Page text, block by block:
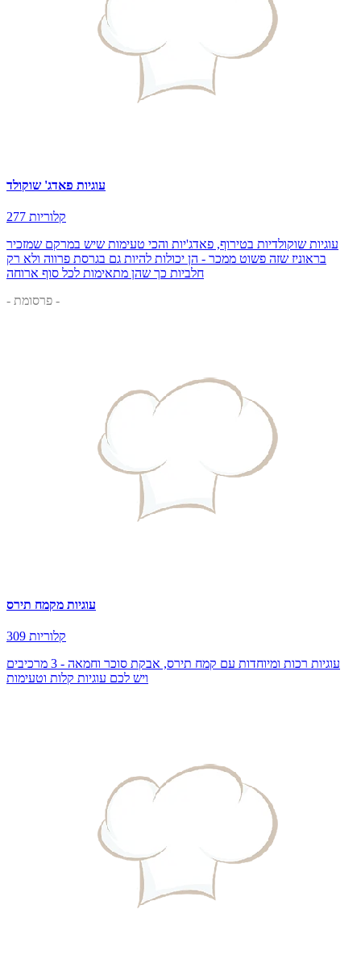
עוגיות פאדג' שוקולד
277 קלוריות
עוגיות שוקולדיות בטירוף, פאדג'יות והכי טעימות שיש במרקם שמזכיר
בראוניז שזה פשוט ממכר - הן יכולות להיות גם בגרסת פרווה ולא רק
חלביות כך שהן מתאימות לכל סוף ארוחה
- פרסומת -
עוגיות מקמח תירס
309 קלוריות
עוגיות רכות ומיוחדות עם קמח תירס, אבקת סוכר וחמאה - 3 מרכיבים
ויש לכם עוגיות קלות וטעימות